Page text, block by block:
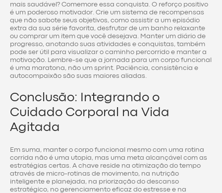
mais saudável? Comemore essa conquista. O reforço positivo
é um poderoso motivador. Crie um sistema de recompensas
que não sabote seus objetivos, como assistir a um episódio
extra da sua série favorita, desfrutar de um banho relaxante
ou comprar um item que você desejava. Manter um diário de
progresso, anotando suas atividades e conquistas, também
pode ser útil para visualizar o caminho percorrido e manter a
motivação. Lembre-se que a jornada para um corpo funcional
é uma maratona, não um sprint. Paciência, consistência e
autocompaixão são suas maiores aliadas.
Conclusão: Integrando o
Cuidado Corporal na Vida
Agitada
Em suma, manter o corpo funcional mesmo com uma rotina
corrida não é uma utopia, mas uma meta alcançável com as
estratégias certas. A chave reside na otimização do tempo
através de micro-rotinas de movimento, na nutrição
inteligente e planejada, na priorização do descanso
estratégico, no gerenciamento eficaz do estresse e na